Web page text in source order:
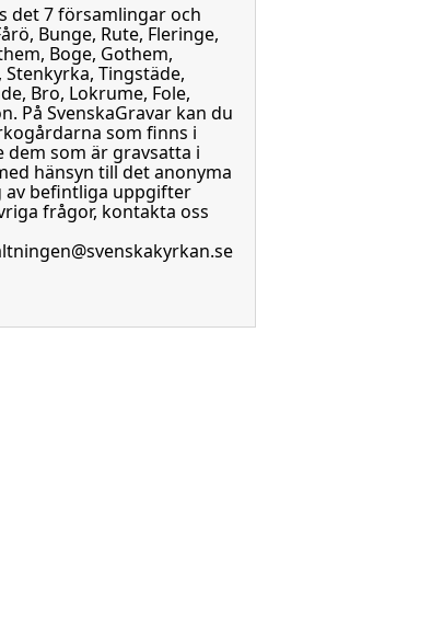
det 7 församlingar och
Bunge, Rute, Fleringe,
Boge, Gothem,
Tingstäde,
Bro, Lokrume, Fole,
På SvenskaGravar kan du
som finns i
som är gravsatta i
hänsyn till det anonyma
av befintliga uppgifter
frågor, kontakta oss